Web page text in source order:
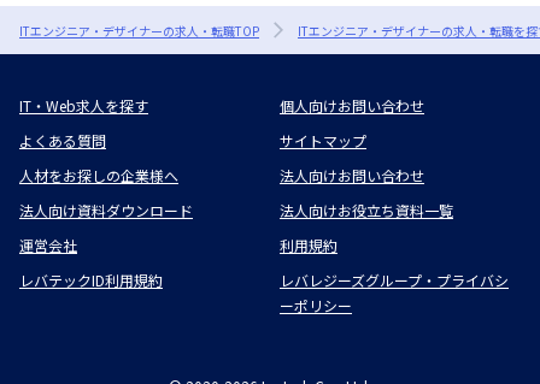
ITエンジニア・デザイナーの求人・転職TOP ITエンジニア・デザイナーの求人・転職を
IT・Web求人を探す
個人向けお問い合わせ
よくある質問
サイトマップ
人材をお探しの企業様へ
法人向けお問い合わせ
法人向け資料ダウンロード
法人向けお役立ち資料一覧
運営会社
利用規約
レバテックID利用規約
レバレジーズグループ・プライバシ
ーポリシー